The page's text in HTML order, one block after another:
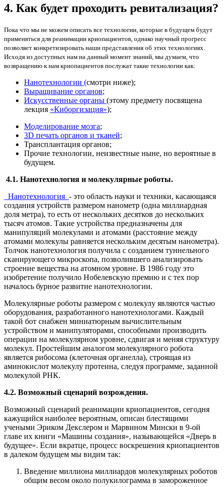
4. Как будет проходить ревитализация?
Пока что мы не можем описать все технологии, которые в будущем будут
применяться для реанимации криопациентов, однако научный прогресс
позволяет конкретизировать наши представления об этих технологиях.
Исходя из доступных нам на данный момент знаний, мы думаем, что
возвращению к нам криопациентов послужат такие технологии как:
Нанотехнологии (смотри ниже);
Выращивание органов;
Искусственные органы (этому предмету посвящена
лекция «Киборгизация»);
Моделирование мозга;
3D печать органов и тканей;
Трансплантация органов;
Прочие технологии, неизвестные ныне, но вероятные в
будущем.
4.1. Нанотехнология и молекулярные роботы.
Нанотехнология - это область науки и техники, касающаяся
создания устройств размером нанометр (одна миллиардная
доля метра), то есть от нескольких десятков до нескольких
тысяч атомов. Такие устройства предназначены для
манипуляций молекулами и атомами (расстояние между
атомами молекулы равняется нескольким десятым нанометра).
Толчок нанотехнология получила с созданием туннельного
сканирующего микроскопа, позволившего анализировать
строение вещества на атомном уровне. В 1986 году это
изобретение получило Нобелевскую премию и с тех пор
началось бурное развитие нанотехнологии.
Молекулярные роботы размером с молекулу являются частью
оборудования, разработанного нанотехнологами. Каждый
такой бот снабжен миниатюрным вычислительным
устройством и манипуляторами, способными производить
операции на молекулярном уровне, сдвигая и меняя структуру
молекул. Простейшим аналогом молекулярного робота
является рибосома (клеточная органелла), строящая из
аминокислот молекулу протеина, следуя программе, заданной
молекулой РНК.
4.2. Возможный сценарий возрождения.
Возможный сценарий реанимации криопациентов, сегодня
кажущийся наиболее вероятным, описан блестящими
учеными Эриком Декслером и Марвином Мински в 9-ой
главе их книги «Машины создания», называющейся «Дверь в
будущее». Если вкратце, процесс воскрешения криопациентов
в далеком будущем мы видим так:
Введение миллиона миллиардов молекулярных роботов
общим весом около полукилограмма в замороженное